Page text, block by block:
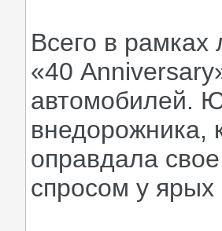
Всего в рамках
«40
автомобилей.
внедорожника,
оправдала
спросом у